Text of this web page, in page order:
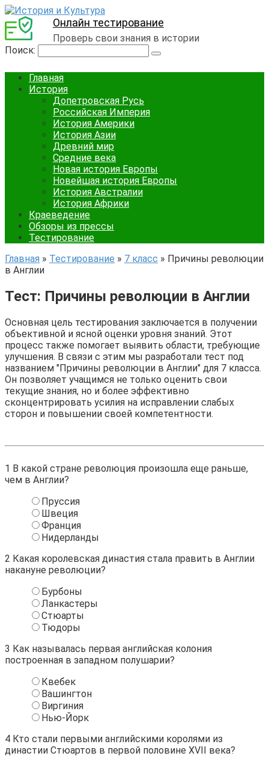
Онлайн тестирование
Проверь свои знания в истории
Поиск:
Главная
История
Допетровская Русь
Российская Империя
История Америки
История Азии
Древний мир
Средние века
Новая история Европы
Новейшая история Европы
История Австралии
История Африки
Краеведение
Обзоры из прессы
Тестирование
Главная » Тестирование » 7 класс » Причины революции
в Англии
Тест: Причины революции в Англии
Основная цель тестирования заключается в получении
объективной и ясной оценки уровня знаний. Этот
процесс также помогает выявить области, требующие
улучшения. В связи с этим мы разработали тест под
названием "Причины революции в Англии" для 7 класса.
Он позволяет учащимся не только оценить свои
текущие знания, но и более эффективно
сконцентрировать усилия на исправлении слабых
сторон и повышении своей компетентности.
1 В какой стране революция произошла еще раньше,
чем в Англии?
Пруссия
Швеция
Франция
Нидерланды
2 Какая королевская династия стала править в Англии
накануне революции?
Бурбоны
Ланкастеры
Стюарты
Тюдоры
3 Как называлась первая английская колония
построенная в западном полушарии?
Квебек
Вашингтон
Виргиния
Нью-Йорк
4 Кто стали первыми английскими королями из
династии Стюартов в первой половине XVII века?